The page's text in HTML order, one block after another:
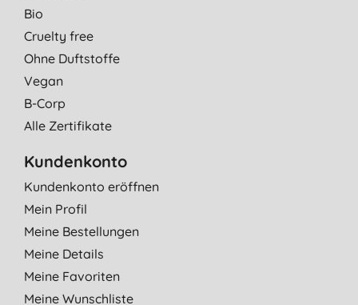
Bio
Cruelty free
Ohne Duftstoffe
Vegan
B-Corp
Alle Zertifikate
Kundenkonto
Kundenkonto eröffnen
Mein Profil
Meine Bestellungen
Meine Details
Meine Favoriten
Meine Wunschliste